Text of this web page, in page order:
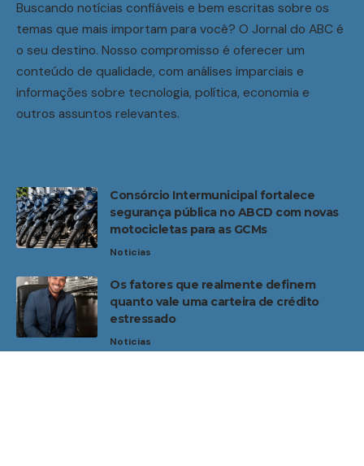
Buscando notícias confiáveis e bem escritas sobre os
temas que mais importam para você? O Jornal do ABC é
o seu destino. Nosso compromisso é oferecer um
conteúdo de qualidade, com análises imparciais e
informações sobre tecnologia, política, economia e
outros assuntos relevantes.
Consórcio Intermunicipal fortalece
segurança pública no ABCD com novas
motocicletas para as GCMs
Noticias
Os fatores que realmente definem
quanto vale uma carteira de crédito
estressado
Noticias